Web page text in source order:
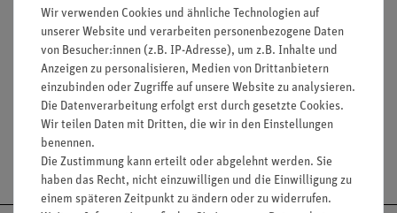
Media / Downloads
Versandkostenfrei ab 300,- €
Wir verwenden Cookies und ähnliche Technologien auf
unserer Website und verarbeiten personenbezogene Daten
von Besucher:innen (z.B. IP-Adresse), um z.B. Inhalte und
Anzeigen zu personalisieren, Medien von Drittanbietern
einzubinden oder Zugriffe auf unsere Website zu analysieren.
Die Datenverarbeitung erfolgt erst durch gesetzte Cookies.
Wir teilen Daten mit Dritten, die wir in den Einstellungen
benennen.
Die Zustimmung kann erteilt oder abgelehnt werden. Sie
haben das Recht, nicht einzuwilligen und die Einwilligung zu
einem späteren Zeitpunkt zu ändern oder zu widerrufen.